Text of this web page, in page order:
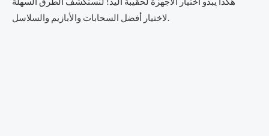
لاختيار أفضل السحابات والأبازيم والسلاسل.